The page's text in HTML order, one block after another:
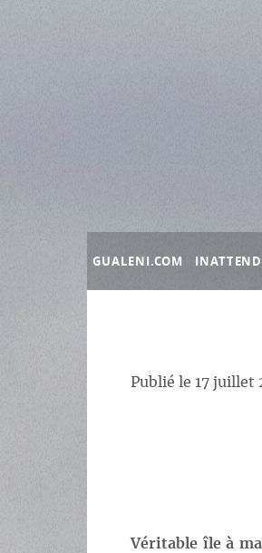
GUALENI.COM
Publié le 17 juillet
Véritable île à